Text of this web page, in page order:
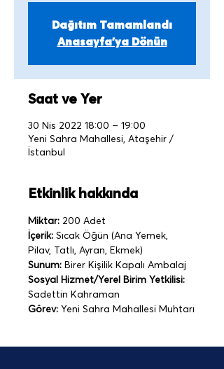
Dağıtım Tamamlandı
Anasayfa'ya Dönün
Saat ve Yer
30 Nis 2022 18:00 – 19:00
Yeni Sahra Mahallesi, Ataşehir /
İstanbul
Etkinlik hakkında
Miktar: 200 Adet
İçerik: Sıcak Öğün (Ana Yemek,
Pilav, Tatlı, Ayran, Ekmek)
Sunum: Birer Kişilik Kapalı Ambalaj
Sosyal Hizmet/Yerel Birim Yetkilisi:
Sadettin Kahraman
Görev: Yeni Sahra Mahallesi Muhtarı